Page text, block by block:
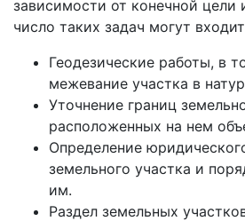
зависимости от конечной цели
число таких задач могут
Геодезические работы, в
межевание участка в
Уточнение границ
расположенных на нем
Определение
земельного участка и
им.
Раздел земельных